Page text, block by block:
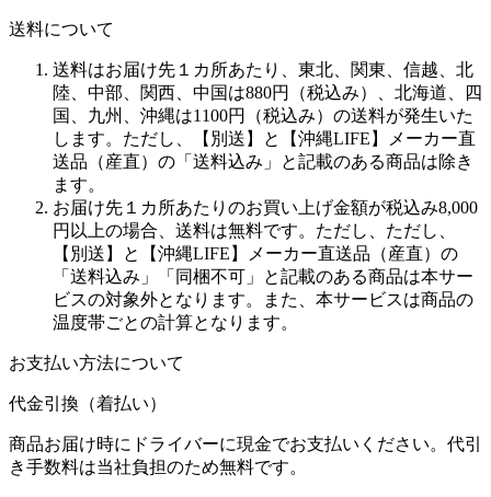
送料について
送料はお届け先１カ所あたり、東北、関東、信越、北
陸、中部、関西、中国は880円（税込み）、北海道、四
国、九州、沖縄は1100円（税込み）の送料が発生いた
します。ただし、【別送】と【沖縄LIFE】メーカー直
送品（産直）の「送料込み」と記載のある商品は除き
ます。
お届け先１カ所あたりのお買い上げ金額が税込み8,000
円以上の場合、送料は無料です。ただし、ただし、
【別送】と【沖縄LIFE】メーカー直送品（産直）の
「送料込み」「同梱不可」と記載のある商品は本サー
ビスの対象外となります。また、本サービスは商品の
温度帯ごとの計算となります。
お支払い方法について
代金引換（着払い）
商品お届け時にドライバーに現金でお支払いください。代引
き手数料は当社負担のため無料です。